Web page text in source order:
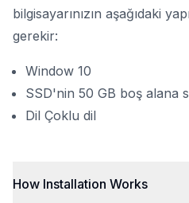
bilgisayarınızın aşağıdaki
gerekir:
Window 10
SSD'nin 50 GB boş alana
Dil Çoklu dil
How Installation Works